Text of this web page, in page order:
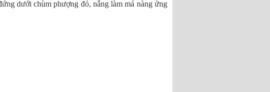
dưới chùm phượng đỏ, nắng làm má nàng ửng